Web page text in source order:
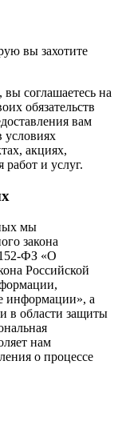
вы захотите
соглашаетесь на
обязательств
вам
условиях
акциях,
и услуг.
мы
закона
ФЗ «О
Российской
информации», а
в области защиты
нам
о процессе